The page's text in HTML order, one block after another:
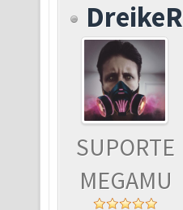
DreikeR
SUPORTE
MEGAMU